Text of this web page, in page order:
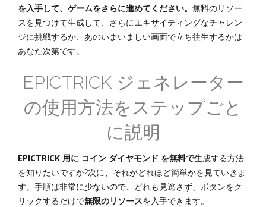
を入手して、ゲームをさらに進めてください。 無料のリソー
スを見つけて生成して、さらにエキサイティングなチャレン
ジに挑戦するか、あのいまいましい画面で立ち往生するかは
あなた次第です。
EPICTRICK ジェネレーター
の使用方法をステップごと
に説明
EPICTRICK 用に コイン ダイヤモンド を無料で生成する方法
を知りたいですか?次に、それがどれほど簡単かを見ていきま
す。手順は非常に少ないので、どれも見逃さず、ボタンをク
リックするだけで無限のリソースを入手できます。